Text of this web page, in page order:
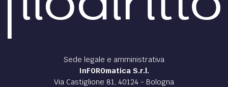
Sede legale e amministrativa
InFOROmatica S.r.l.
Via Castiglione 81, 40124 - Bologna